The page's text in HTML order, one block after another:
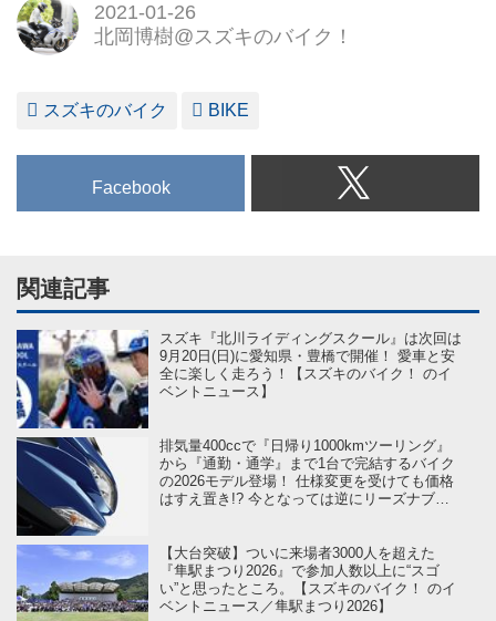
2021-01-26
北岡博樹@スズキのバイク！
スズキのバイク BIKE
Facebook
関連記事
スズキ『北川ライディングスクール』は次回は
9月20日(日)に愛知県・豊橋で開催！ 愛車と安
全に楽しく走ろう！【スズキのバイク！ のイ
ベントニュース】
排気量400ccで『日帰り1000kmツーリング』
から『通勤・通学』まで1台で完結するバイク
の2026モデル登場！ 仕様変更を受けても価格
はすえ置き!? 今となっては逆にリーズナブル
【大台突破】ついに来場者3000人を超えた
『隼駅まつり2026』で参加人数以上に“スゴ
い”と思ったところ。【スズキのバイク！ のイ
ベントニュース／隼駅まつり2026】